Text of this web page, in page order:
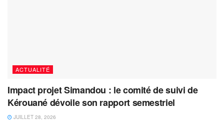
ACTUALITÉ
Impact projet Simandou : le comité de suivi de
Kérouané dévoile son rapport semestriel
JUILLET 28, 2026